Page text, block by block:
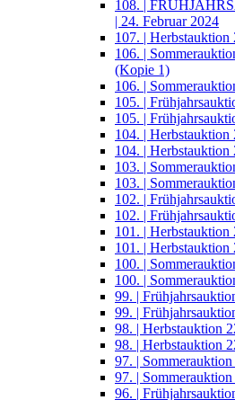
108. |
| 24. Februar 2024
107. |
106. |
(Kopie 1)
106. |
105. |
105. |
104. |
104. |
103. |
103. |
102. |
102. |
101. | Herbstauktion
101. | Herbstauktion
100. |
100. |
99. |
99. |
98. | Herbstauktion
98. | Herbstauktion
97. |
97. |
96. |